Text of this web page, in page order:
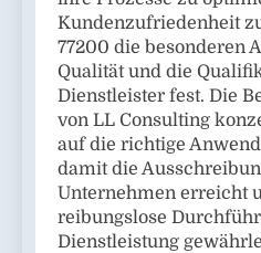
Kundenzufriedenheit
77200 die besonderen
Qualität und die
Dienstleister fest. Die
von LL Consulting
auf die richtige
damit die
Unternehmen erreicht
reibungslose
Dienstleistung